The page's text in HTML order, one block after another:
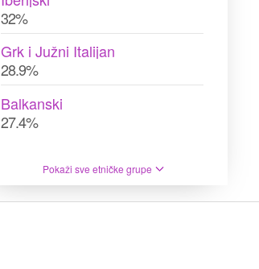
32%
Grk i Južni Italijan
28.9%
Balkanski
27.4%
Pokaži sve etničke grupe